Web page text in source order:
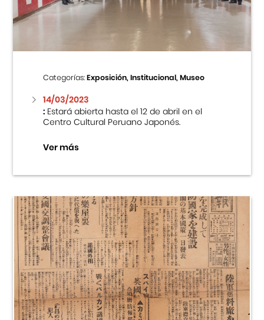
Categorías:Exposición, Institucional, Museo
14/03/2023
:Estará abierta hasta el 12 de abril en el
Centro Cultural Peruano Japonés.
Ver más